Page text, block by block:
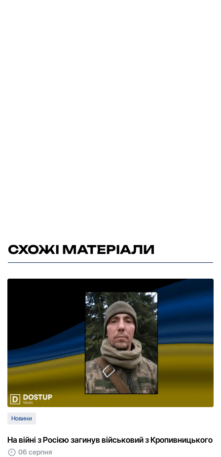
СХОЖІ МАТЕРІАЛИ
Новини
На війні з Росією загинув військовий з Кропивницького
06 серпня